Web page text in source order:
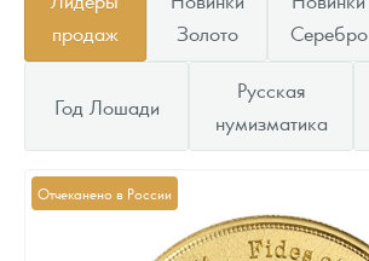
продаж
Золото
Серебро
Год Лошади
Русская
нумизматика
Отчеканено в России